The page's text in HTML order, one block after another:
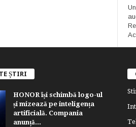
ȘTIRI
HONOR își schimbă logo-ul
și mizează pe inteligența
artificială. Compania
anunță...